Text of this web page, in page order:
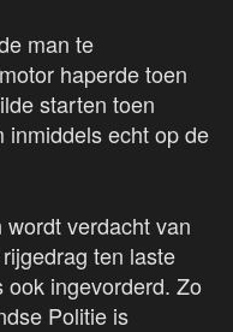
man te
haperde toen
starten toen
inmiddels echt op de
verdacht van
ten laste
ingevorderd. Zo
Politie is